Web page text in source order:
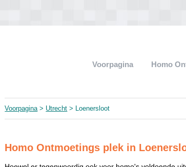
Voorpagina Homo
Voorpagina> Utrecht > Loenersloot
Homo Ontmoetings plek in